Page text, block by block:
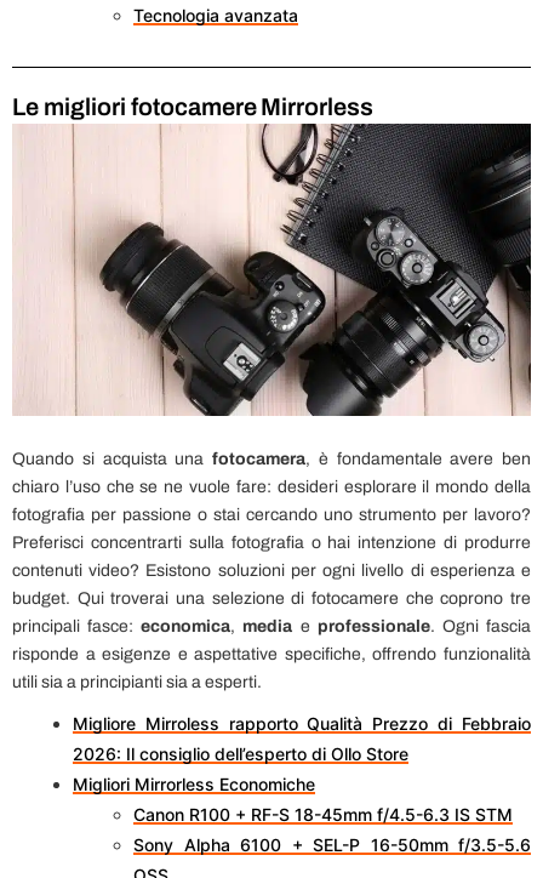
Tecnologia avanzata
Le migliori fotocamereMirrorless
Quando si acquista una fotocamera, è fondamentale avere ben
chiaro l’uso che se ne vuole fare: desideri esplorare il mondo della
fotografia per passione o stai cercando uno strumento per lavoro?
Preferisci concentrarti sulla fotografia o hai intenzione di produrre
contenuti video? Esistono soluzioni per ogni livello di esperienza e
budget. Qui troverai una selezione di fotocamere che coprono tre
principali fasce:economica, media e professionale. Ogni fascia
risponde a esigenze e aspettative specifiche, offrendo funzionalità
utili sia a principianti sia a esperti.
Migliore Mirroless rapporto Qualità Prezzo di Febbraio
2026: Il consiglio dell’esperto di Ollo Store
Migliori Mirrorless Economiche
Canon R100 + RF-S 18-45mm f/4.5-6.3 IS STM
Sony Alpha 6100 + SEL-P 16-50mm f/3.5-5.6